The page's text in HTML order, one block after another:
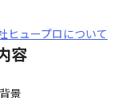
ヒュープロについて
容
景